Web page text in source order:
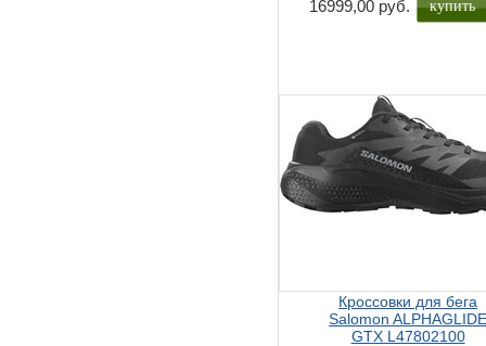
16999,00 руб. купить
Кроссовки для бега
Salomon
GTX L47802100